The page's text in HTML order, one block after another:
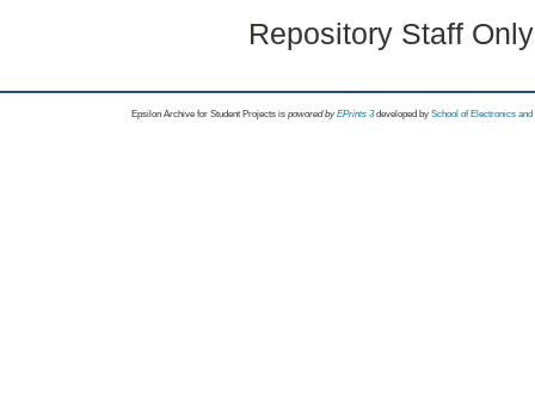
Repository Staff
Epsilon Archive for Student Projects is powored byEPrints 3 developed by School of Electronics